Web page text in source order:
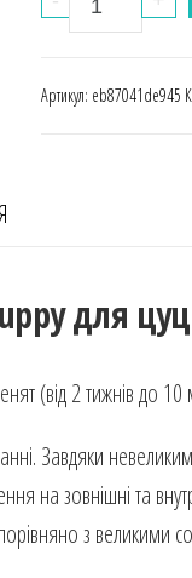
Care
Mini
порід,
ягням
Артикул: eb87041de945
для
(від 2 тижнів до
Завдяки
на зовнішні та
з